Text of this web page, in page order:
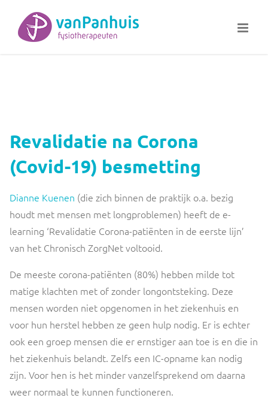
inhoud
Revalidatie na Corona
(Covid-19) besmetting
Dianne Kuenen (die zich binnen de praktijk o.a. bezig
houdt met mensen met longproblemen) heeft de e-
learning ‘Revalidatie Corona-patiënten in de eerste lijn’
van het Chronisch ZorgNet voltooid.
De meeste corona-patiënten (80%) hebben milde tot
matige klachten met of zonder longontsteking. Deze
mensen worden niet opgenomen in het ziekenhuis en
voor hun herstel hebben ze geen hulp nodig. Er is echter
ook een groep mensen die er ernstiger aan toe is en die in
het ziekenhuis belandt. Zelfs een IC-opname kan nodig
zijn. Voor hen is het minder vanzelfsprekend om daarna
weer normaal te kunnen functioneren.